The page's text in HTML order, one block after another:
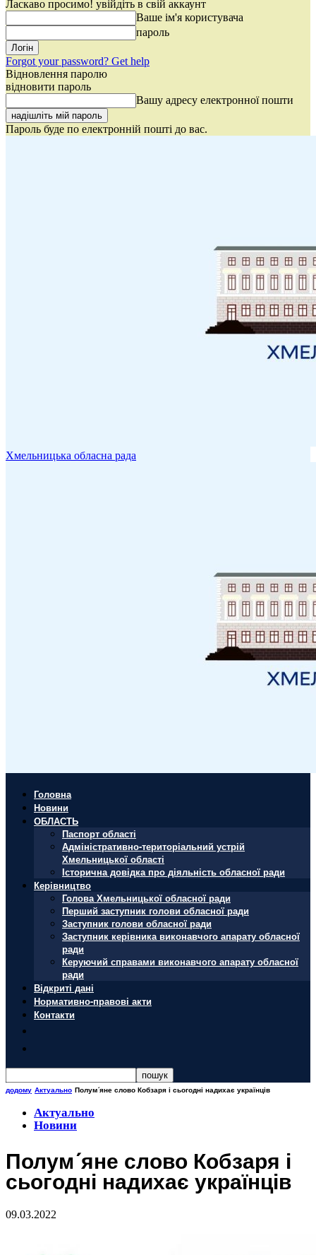
Ласкаво просимо! увійдіть в свій аккаунт
Ваше ім'я користувача
пароль
Forgot your password? Get help
Відновлення паролю
відновити пароль
Вашу адресу електронної пошти
Пароль буде по електронній пошті до вас.
Хмельницька обласна рада
Головна
Новини
ОБЛАСТЬ
Паспорт області
Адміністративно-територіальний устрій
Хмельницької області
Історична довідка про діяльність обласної ради
Керівництво
Голова Хмельницької обласної ради
Перший заступник голови обласної ради
Заступник голови обласної ради
Заступник керівника виконавчого апарату обласної
ради
Керуючий справами виконавчого апарату обласної
ради
Відкриті дані
Нормативно-правові акти
Контакти
додому Актуально Полум´яне слово Кобзаря і сьогодні надихає українців
Актуально
Новини
Полум´яне слово Кобзаря і
сьогодні надихає українців
09.03.2022